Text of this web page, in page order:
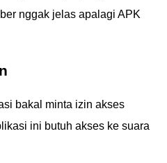
nggak jelas apalagi APK
bakal minta izin akses
ini butuh akses ke suara